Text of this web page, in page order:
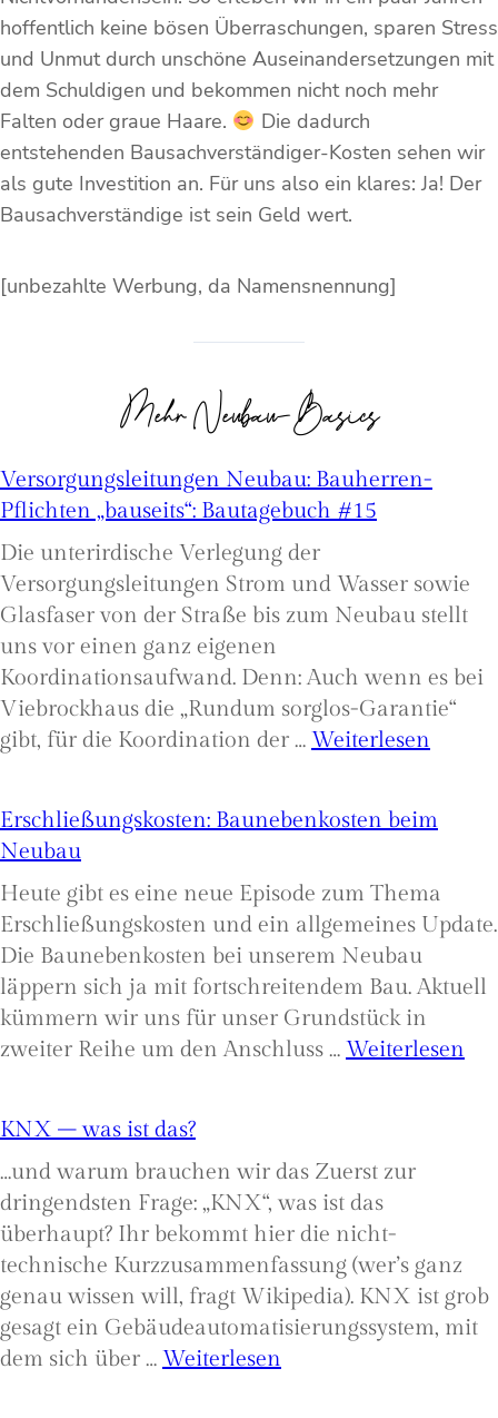
hoffentlich keine bösen Überraschungen, sparen Stress
und Unmut durch unschöne Auseinandersetzungen mit
dem Schuldigen und bekommen nicht noch mehr
Falten oder graue Haare.
Die dadurch
entstehenden Bausachverständiger-Kosten sehen wir
als gute Investition an. Für uns also ein klares: Ja! Der
Bausachverständige ist sein Geld wert.
[unbezahlte Werbung, da Namensnennung]
Mehr Neubau-Basics
Versorgungsleitungen Neubau: Bauherren-
Pflichten „bauseits“: Bautagebuch #15
Die unterirdische Verlegung der
Versorgungsleitungen Strom und Wasser sowie
Glasfaser von der Straße bis zum Neubau stellt
uns vor einen ganz eigenen
Koordinationsaufwand. Denn: Auch wenn es bei
Viebrockhaus die „Rundum sorglos-Garantie“
gibt, für die Koordination der … Weiterlesen
Erschließungskosten: Baunebenkosten beim
Neubau
Heute gibt es eine neue Episode zum Thema
Erschließungskosten und ein allgemeines Update.
Die Baunebenkosten bei unserem Neubau
läppern sich ja mit fortschreitendem Bau. Aktuell
kümmern wir uns für unser Grundstück in
zweiter Reihe um den Anschluss … Weiterlesen
KNX – was ist das?
…und warum brauchen wir das Zuerst zur
dringendsten Frage: „KNX“, was ist das
überhaupt? Ihr bekommt hier die nicht-
technische Kurzzusammenfassung (wer’s ganz
genau wissen will, fragt Wikipedia). KNX ist grob
gesagt ein Gebäudeautomatisierungssystem, mit
dem sich über … Weiterlesen